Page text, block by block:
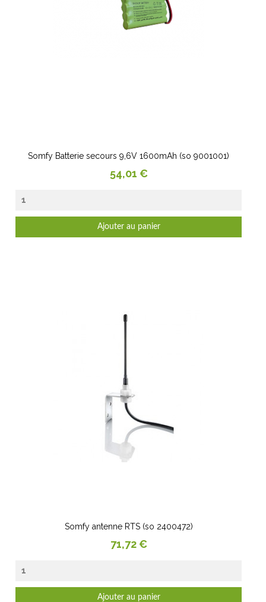
Somfy Batterie secours 9,6V 1600mAh (so 9001001)
Prix
54,01 €
Ajouter au panier
Somfy antenne RTS (so 2400472)
Prix
71,72 €
Ajouter au panier